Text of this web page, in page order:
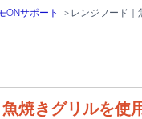
ONサポート > レンジフード｜
焼きグリルを使